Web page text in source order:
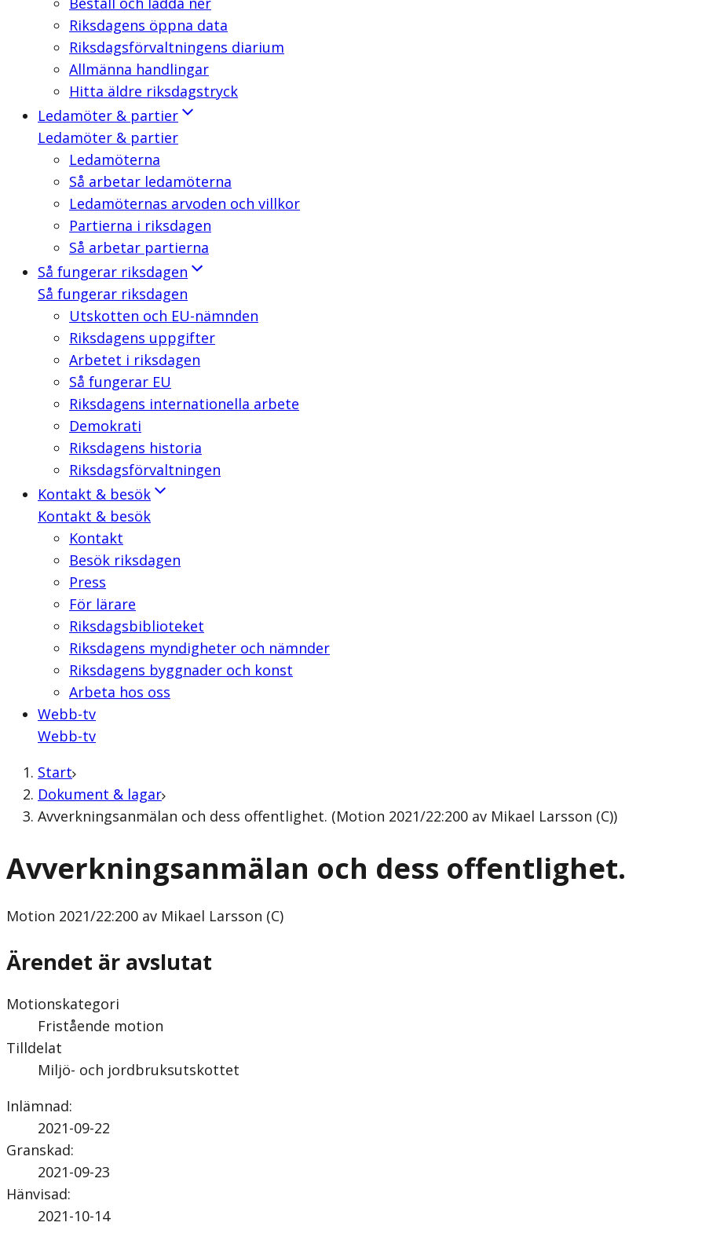
Riksdagens öppna data
Riksdagsförvaltningens diarium
Allmänna handlingar
Hitta äldre riksdagstryck
Ledamöter & partier
Ledamöter & partier
Ledamöterna
Så arbetar ledamöterna
Ledamöternas arvoden och villkor
Partierna i riksdagen
Så arbetar partierna
Så fungerar riksdagen
Så fungerar riksdagen
Utskotten och EU-nämnden
Riksdagens uppgifter
Arbetet i riksdagen
Så fungerar EU
Riksdagens internationella arbete
Demokrati
Riksdagens historia
Riksdagsförvaltningen
Kontakt & besök
Kontakt & besök
Kontakt
Besök riksdagen
Press
För lärare
Riksdagsbiblioteket
Riksdagens myndigheter och nämnder
Riksdagens byggnader och konst
Arbeta hos oss
Webb-tv
Webb-tv
Start
Dokument & lagar
Avverkningsanmälan och dess offentlighet. (Motion 2021/22:200 av Mikael Larsson (C))
Avverkningsanmälan och dess offentlighet.
Motion 2021/22:200 av Mikael Larsson (C)
Ärendet är avslutat
Motionskategori
Fristående motion
Tilldelat
Miljö- och jordbruksutskottet
Inlämnad:
2021-09-22
Granskad:
2021-09-23
Hänvisad:
2021-10-14